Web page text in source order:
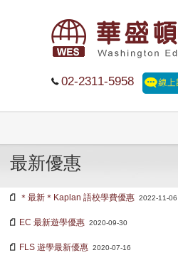
02-2311-5958
首頁
留學
最新優惠
＊最新＊Kaplan 語校學費優惠 2022-11-06
EC 最新遊學優惠 2020-09-30
FLS 遊學最新優惠 2020-07-16